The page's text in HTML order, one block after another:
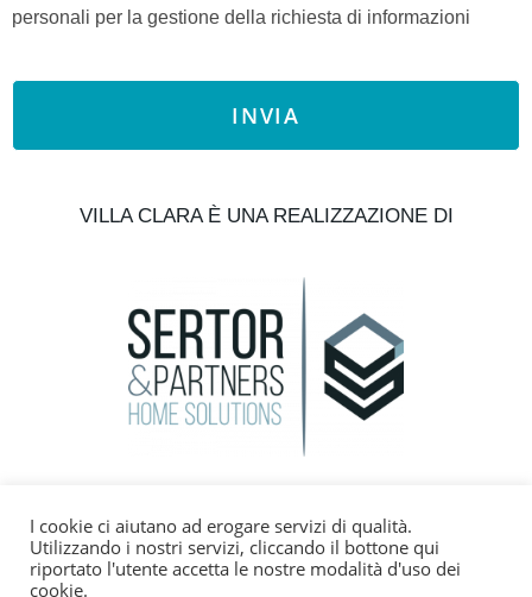
personali per la gestione della richiesta di informazioni
INVIA
VILLA CLARA È UNA REALIZZAZIONE DI
info@gavioimmobiliare.it
I cookie ci aiutano ad erogare servizi di qualità.
Utilizzando i nostri servizi, cliccando il bottone qui
riportato l'utente accetta le nostre modalità d'uso dei
cookie.